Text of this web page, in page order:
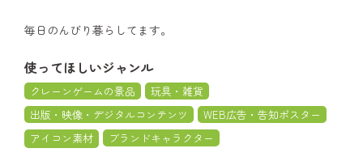
毎日のんびり暮らしてます。
使ってほしいジャンル
クレーンゲームの景品
玩具・雑貨
出版・映像・デジタルコンテンツ
WEB広告・告知ポスター
アイコン素材
ブランドキャラクター